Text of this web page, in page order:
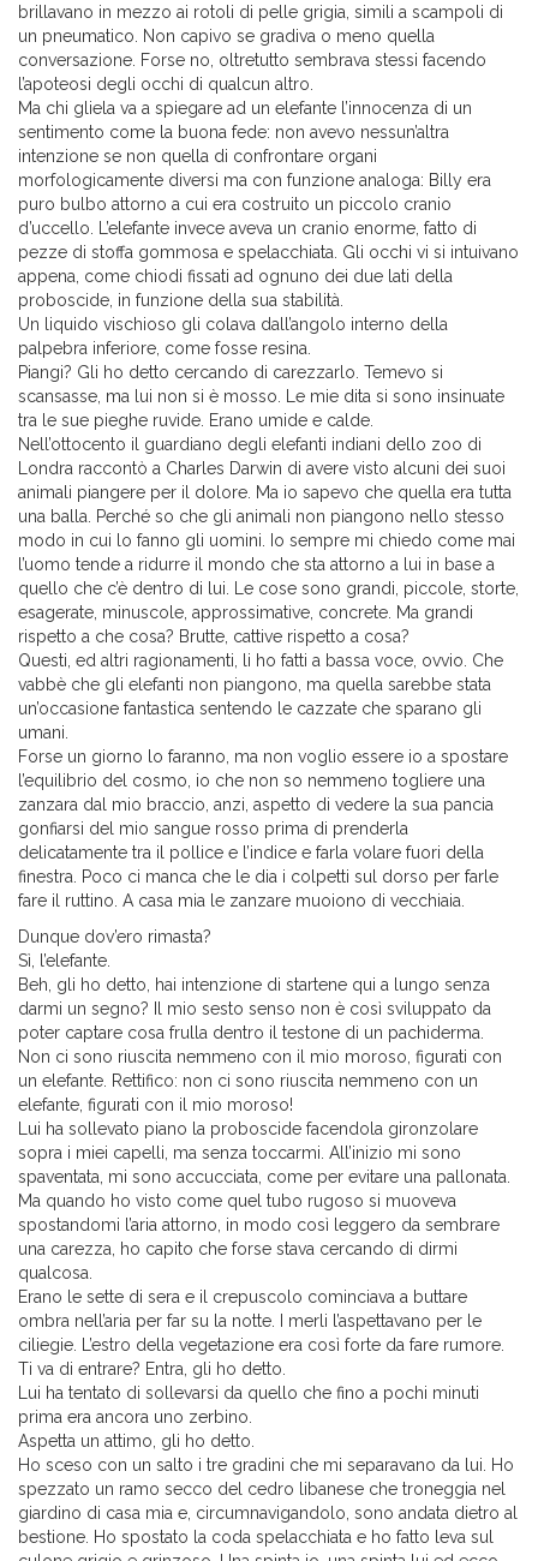
brillavano in mezzo ai rotoli di pelle grigia, simili a scampoli di
un pneumatico. Non capivo se gradiva o meno quella
conversazione. Forse no, oltretutto sembrava stessi facendo
l’apoteosi degli occhi di qualcun altro.
Ma chi gliela va a spiegare ad un elefante l’innocenza di un
sentimento come la buona fede: non avevo nessun’altra
intenzione se non quella di confrontare organi
morfologicamente diversi ma con funzione analoga: Billy era
puro bulbo attorno a cui era costruito un piccolo cranio
d’uccello. L’elefante invece aveva un cranio enorme, fatto di
pezze di stoffa gommosa e spelacchiata. Gli occhi vi si intuivano
appena, come chiodi fissati ad ognuno dei due lati della
proboscide, in funzione della sua stabilità.
Un liquido vischioso gli colava dall’angolo interno della
palpebra inferiore, come fosse resina.
Piangi? Gli ho detto cercando di carezzarlo. Temevo si
scansasse, ma lui non si è mosso. Le mie dita si sono insinuate
tra le sue pieghe ruvide. Erano umide e calde.
Nell’ottocento il guardiano degli elefanti indiani dello zoo di
Londra raccontò a Charles Darwin di avere visto alcuni dei suoi
animali piangere per il dolore. Ma io sapevo che quella era tutta
una balla. Perché so che gli animali non piangono nello stesso
modo in cui lo fanno gli uomini. Io sempre mi chiedo come mai
l’uomo tende a ridurre il mondo che sta attorno a lui in base a
quello che c’è dentro di lui. Le cose sono grandi, piccole, storte,
esagerate, minuscole, approssimative, concrete. Ma grandi
rispetto a che cosa? Brutte, cattive rispetto a cosa?
Questi, ed altri ragionamenti, li ho fatti a bassa voce, ovvio. Che
vabbè che gli elefanti non piangono, ma quella sarebbe stata
un’occasione fantastica sentendo le cazzate che sparano gli
umani.
Forse un giorno lo faranno, ma non voglio essere io a spostare
l’equilibrio del cosmo, io che non so nemmeno togliere una
zanzara dal mio braccio, anzi, aspetto di vedere la sua pancia
gonfiarsi del mio sangue rosso prima di prenderla
delicatamente tra il pollice e l’indice e farla volare fuori della
finestra. Poco ci manca che le dia i colpetti sul dorso per farle
fare il ruttino. A casa mia le zanzare muoiono di vecchiaia.
Dunque dov’ero rimasta?
Sì, l’elefante.
Beh, gli ho detto, hai intenzione di startene qui a lungo senza
darmi un segno? Il mio sesto senso non è così sviluppato da
poter captare cosa frulla dentro il testone di un pachiderma.
Non ci sono riuscita nemmeno con il mio moroso, figurati con
un elefante. Rettifico: non ci sono riuscita nemmeno con un
elefante, figurati con il mio moroso!
Lui ha sollevato piano la proboscide facendola gironzolare
sopra i miei capelli, ma senza toccarmi. All’inizio mi sono
spaventata, mi sono accucciata, come per evitare una pallonata.
Ma quando ho visto come quel tubo rugoso si muoveva
spostandomi l’aria attorno, in modo così leggero da sembrare
una carezza, ho capito che forse stava cercando di dirmi
qualcosa.
Erano le sette di sera e il crepuscolo cominciava a buttare
ombra nell’aria per far su la notte. I merli l’aspettavano per le
ciliegie. L’estro della vegetazione era così forte da fare rumore.
Ti va di entrare? Entra, gli ho detto.
Lui ha tentato di sollevarsi da quello che fino a pochi minuti
prima era ancora uno zerbino.
Aspetta un attimo, gli ho detto.
Ho sceso con un salto i tre gradini che mi separavano da lui. Ho
spezzato un ramo secco del cedro libanese che troneggia nel
giardino di casa mia e, circumnavigandolo, sono andata dietro al
bestione. Ho spostato la coda spelacchiata e ho fatto leva sul